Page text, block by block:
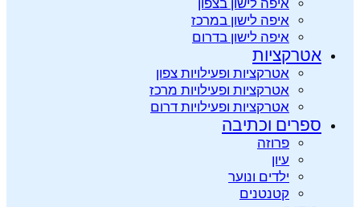
איפה לישון בצפון
איפה לישון במרכז
איפה לישון בדרום
אטרקציות
אטרקציות ופעילויות צפון
אטרקציות ופעילויות מרכז
אטרקציות ופעילויות דרום
ספרים וכתיבה
פרוזה
עיון
ילדים ונוער
קטנטנים